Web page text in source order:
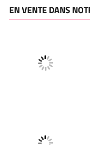
EN VENTE DANS